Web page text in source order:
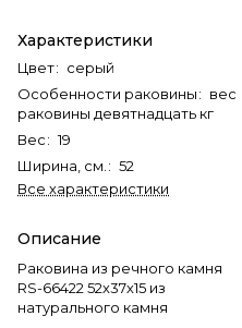
Характеристики
Цвет: серый
Особенности раковины: вес
раковины девятнадцать кг
Вес: 19
Ширина, см. : 52
Все характеристики
Описание
Раковина из речного камня
RS-66422 52х37х15 из
натурального камня